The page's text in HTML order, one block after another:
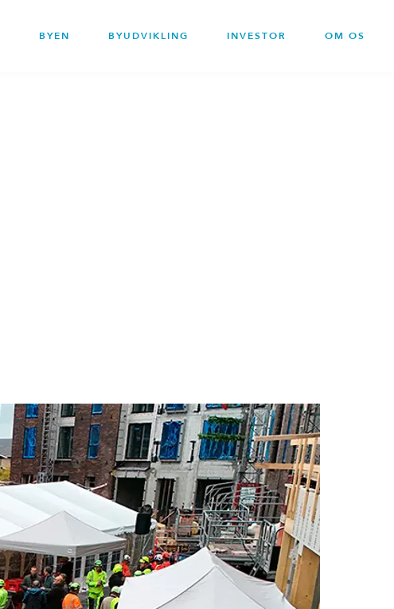
BYEN BYUDVIKLING INVESTOR OM OS